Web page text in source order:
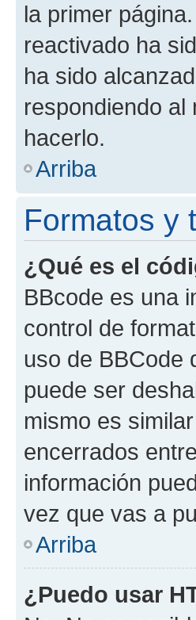
la primer
reactivado ha
ha sido
respondiendo al
hacerlo.
Arriba
Formatos y
¿Qué es el
BBcode es una
control de
uso de BBCode
puede ser
mismo es
encerrados
información
vez que vas a
Arriba
¿Puedo usar